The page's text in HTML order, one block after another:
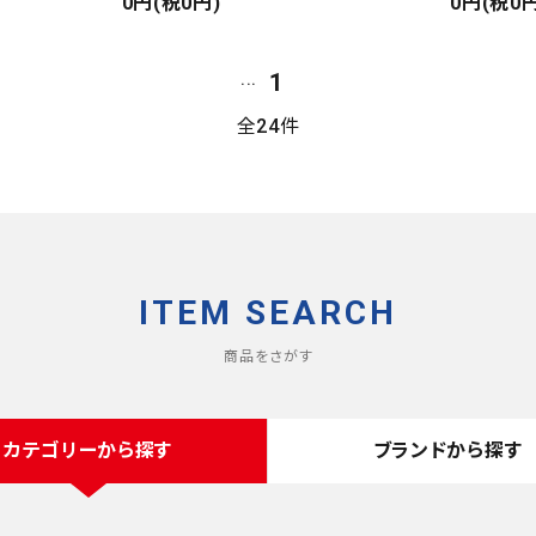
... 1
全24件
ITEM SEARCH
商品をさがす
カテゴリーから探す ブランドから探す